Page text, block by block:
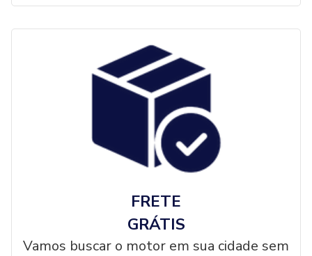
FRETE
GRÁTIS
Vamos buscar o motor em sua cidade sem